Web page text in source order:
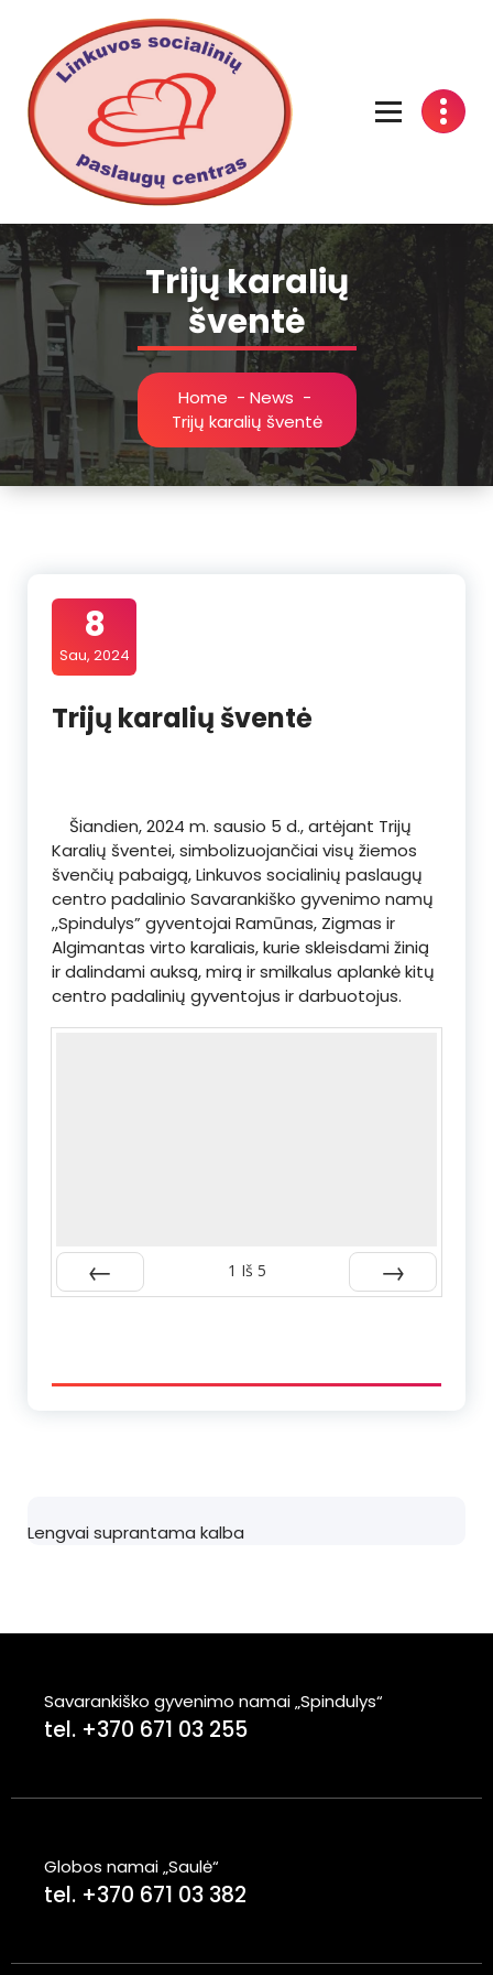
Trijų karalių
šventė
Home - News -
Trijų karalių šventė
8
Sau, 2024
Trijų karalių šventė
Šiandien, 2024 m. sausio 5 d., artėjant Trijų
Karalių šventei, simbolizuojančiai visų žiemos
švenčių pabaigą, Linkuvos socialinių paslaugų
centro padalinio Savarankiško gyvenimo namų
,,Spindulys” gyventojai Ramūnas, Zigmas ir
Algimantas virto karaliais, kurie skleisdami žinią
ir dalindami auksą, mirą ir smilkalus aplankė kitų
centro padalinių gyventojus ir darbuotojus.
1 Iš 5
Lengvai suprantama kalba
Savarankiško gyvenimo namai „Spindulys“
tel. +370 671 03 255
Globos namai „Saulė“
tel. +370 671 03 382